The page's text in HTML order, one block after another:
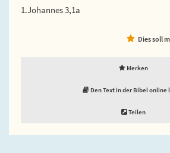
1.Johannes 3,1a
Dies soll
Merken
Den Text in der Bibel online
Teilen